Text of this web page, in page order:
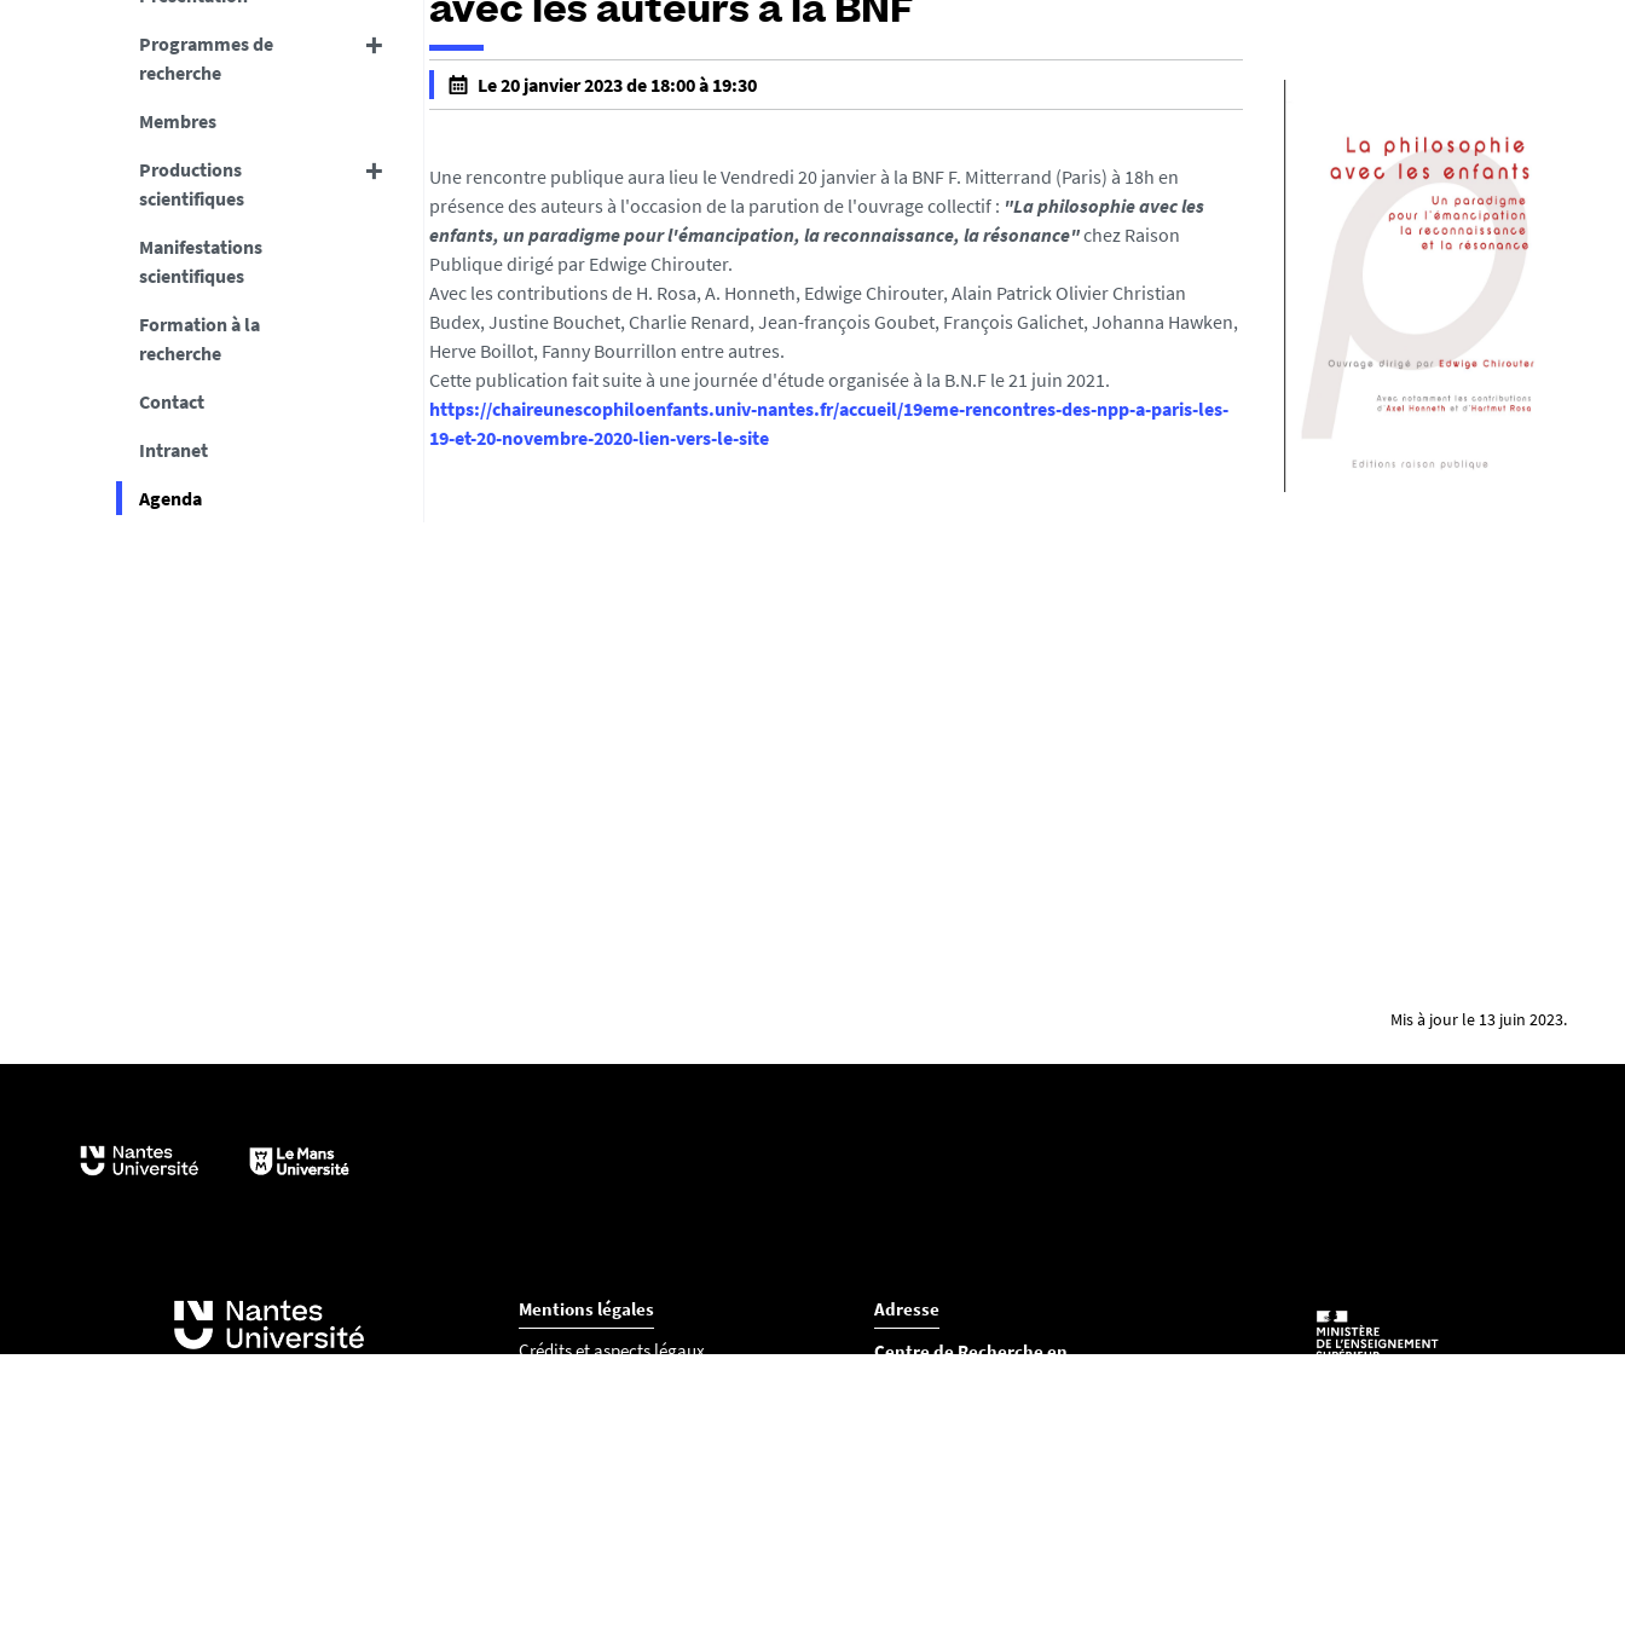
Programmes de
recherche
Membres
Productions
scientifiques
Manifestations
scientifiques
Formation à la
recherche
Contact
Intranet
Agenda
avec les auteurs à la BNF
Le 20 janvier 2023 de 18:00 à 19:30
f
l
s
e
f
a
l
s
e
Une rencontre publique aura lieu le Vendredi 20 janvier à la BNF F. Mitterrand (Paris) à 18h en
présence des auteurs à l'occasion de la parution de l'ouvrage collectif : "La philosophie avec les
enfants, un paradigme pour l'émancipation, la reconnaissance, la résonance"chez Raison
Publique dirigé par Edwige Chirouter.
Avec les contributions de H. Rosa, A. Honneth, Edwige Chirouter, Alain Patrick Olivier Christian
Budex, Justine Bouchet, Charlie Renard, Jean-françois Goubet, François Galichet, Johanna Hawken,
Herve Boillot, Fanny Bourrillon entre autres.
Cette publication fait suite à une journée d'étude organisée à la B.N.F le 21 juin 2021.
https://chaireunescophiloenfants.univ-nantes.fr/accueil/19eme-rencontres-des-npp-a-paris-les-
19-et-20-novembre-2020-lien-vers-le-site
Mis à jour le 13 juin 2023.
Mentions légales
Crédits et aspects légaux
Adresse
Centre de Recherche en